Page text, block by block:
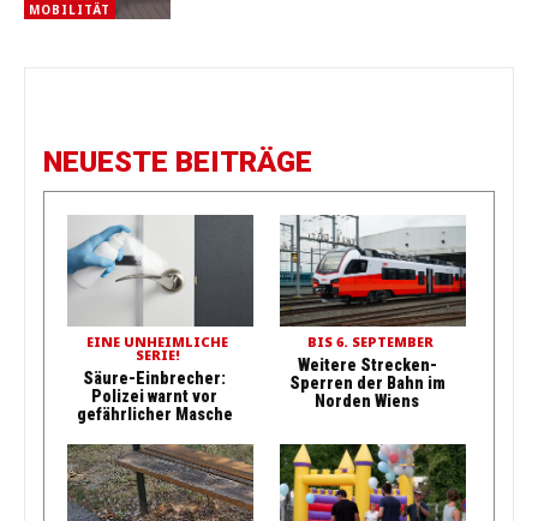
MOBILITÄT
NEUESTE BEITRÄGE
EINE UNHEIMLICHE
SERIE!
Säure-Einbrecher:
Polizei warnt vor
gefährlicher Masche
BIS 6. SEPTEMBER
Weitere Strecken-
Sperren der Bahn im
Norden Wiens